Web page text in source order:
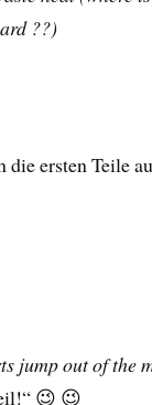
??)
ersten Teile
jump out of the
😉 😉